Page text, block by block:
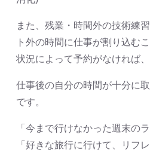
また、残業・時間外の技術練
ト外の時間に仕事が割り込む
状況によって予約がなければ
仕事後の自分の時間が十分に
です。
「今まで行けなかった週末の
「好きな旅行に行けて、リフ